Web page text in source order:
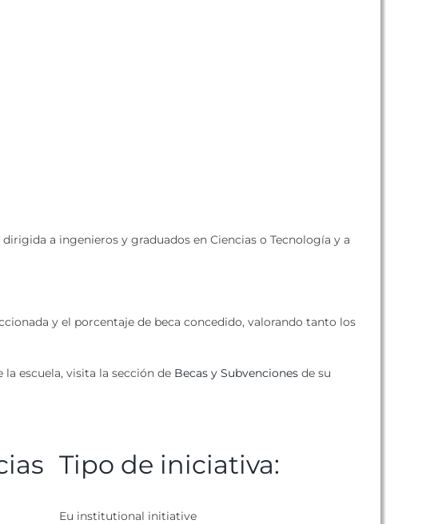
dirigida a ingenieros y graduados en Ciencias o Tecnología y a
y el porcentaje de beca concedido, valorando tanto los
escuela, visita la sección de Becas y Subvenciones de su
Tipo de iniciativa:
Eu institutional initiative